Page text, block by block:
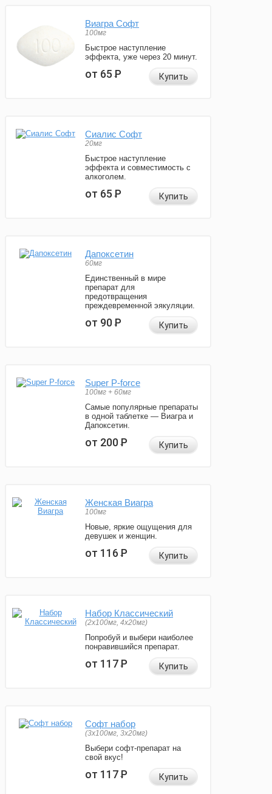
Виагра Софт
100мг
Быстрое наступление
эффекта, уже через 20 минут.
от 65Р Купить
Сиалис Софт
20мг
Быстрое наступление
эффекта и совместимость с
алкоголем.
от 65Р Купить
Дапоксетин
60мг
Единственный в мире
препарат для
предотвращения
преждевременной эякуляции.
от 90Р Купить
Super P-force
100мг + 60мг
Самые популярные препараты
в одной таблетке — Виагра и
Дапоксетин.
от 200Р Купить
Женская Виагра
100мг
Новые, яркие ощущения для
девушек и женщин.
от 116Р Купить
Набор Классический
(2x100мг, 4x20мг)
Попробуй и выбери наиболее
понравившийся препарат.
от 117Р Купить
Софт набор
(3x100мг, 3x20мг)
Выбери софт-препарат на
свой вкус!
от 117Р Купить